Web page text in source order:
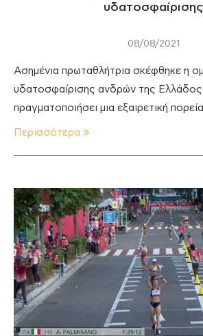
υδατοσφαίρισης
08/08/2021
Ασημένια πρωταθλήτρια σκέφθηκε η
υδατοσφαίρισης ανδρών της
πραγματοποιήσει μια εξαιρετική
Περισσότερα